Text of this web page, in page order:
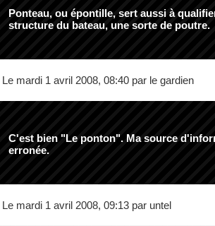
Ponteau, ou épontille, sert aussi à
structure du bateau, une sorte de poutre.
Le mardi 1 avril 2008, 08:40 par le gardien
C'est bien "Le ponton". Ma source
erronée.
Le mardi 1 avril 2008, 09:13 par untel